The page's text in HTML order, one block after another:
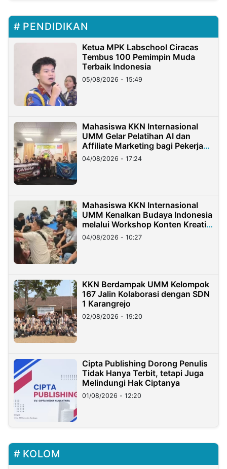
PENDIDIKAN
Ketua MPK Labschool Ciracas
Tembus 100 Pemimpin Muda
Terbaik Indonesia
05/08/2026 - 15:49
Mahasiswa KKN Internasional
UMM Gelar Pelatihan AI dan
Affiliate Marketing bagi Pekerja
Migran Indonesia di Taiwan
04/08/2026 - 17:24
Mahasiswa KKN Internasional
UMM Kenalkan Budaya Indonesia
melalui Workshop Konten Kreatif
di Taiwan
04/08/2026 - 10:27
KKN Berdampak UMM Kelompok
167 Jalin Kolaborasi dengan SDN
1 Karangrejo
02/08/2026 - 19:20
Cipta Publishing Dorong Penulis
Tidak Hanya Terbit, tetapi Juga
Melindungi Hak Ciptanya
01/08/2026 - 12:20
KOLOM